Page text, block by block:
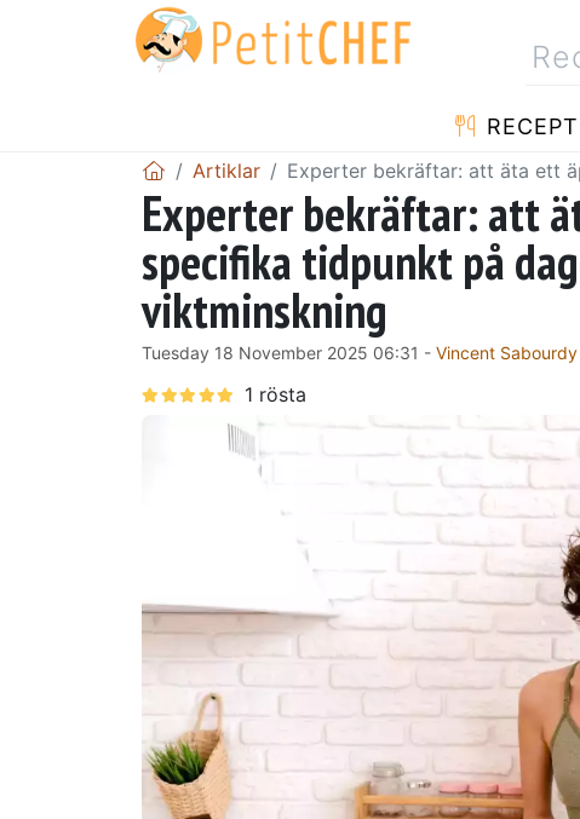
RECEPT
Artiklar Experter bekräftar: att äta ett
Experter bekräftar: att
specifika tidpunkt på
viktminskning
Tuesday 18 November 2025 06:31 - Vincent Sabourdy